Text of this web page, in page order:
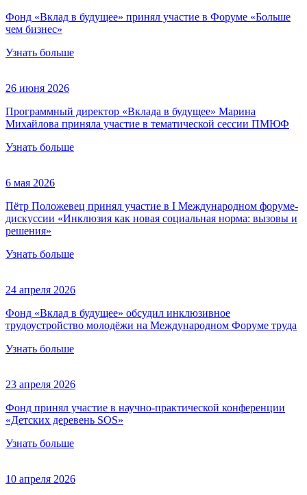
Фонд «Вклад в будущее» принял участие в Форуме «Больше
чем бизнес»
Узнать больше
26 июня 2026
Программный директор «Вклада в будущее» Марина
Михайлова приняла участие в тематической сессии ПМЮФ
Узнать больше
6 мая 2026
Пётр Положевец принял участие в I Международном форуме-
дискуссии «Инклюзия как новая социальная норма: вызовы и
решения»
Узнать больше
24 апреля 2026
Фонд «Вклад в будущее» обсудил инклюзивное
трудоустройство молодёжи на Международном Форуме труда
Узнать больше
23 апреля 2026
Фонд принял участие в научно-практической конференции
«Детских деревень SOS»
Узнать больше
10 апреля 2026